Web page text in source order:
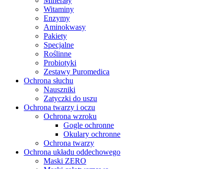
Witaminy
Enzymy
Aminokwasy
Pakiety
Specjalne
Roślinne
Probiotyki
Zestawy Puromedica
Ochrona słuchu
Nauszniki
Zatyczki do uszu
Ochrona twarzy i oczu
Ochrona wzroku
Gogle ochronne
Okulary ochronne
Ochrona twarzy
Ochrona układu oddechowego
Maski ZERO